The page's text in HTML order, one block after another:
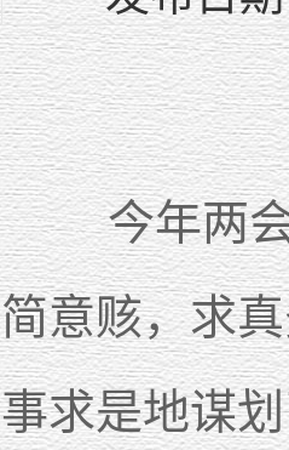
今年两会上
简意赅，求
事求是地谋